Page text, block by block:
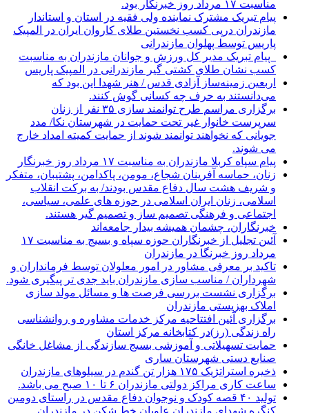
مناسبت ۱۷ مرداد روز خبرنگار بود.
پیام تبریک مشترک نماینده ولی فقیه در استان و استاندار
مازندران درپی کسب نخستین طلای کاروان ایران در المپیک
پاریس توسط پهلوان مازندرانی
‍ ‍ پیام تبریک مدیر کل ورزش و جوانان مازندران به مناسبت
کسب نشان طلای کشتی گیر مازندرانی در المپیک پاریس
اربعین زمینه‌ساز آزادی قدس / هنر شهدا این بود که
می‌دانستند به حرف چه کسانی گوش کنند.
برگزاری مراسم طرح توانمند سازی ۳۵ نفر از زنان
سرپرست خانوار غیر تحت حمایت در شهرستان نکا/ مدد
جویانی که نخواهند توانمند شوند از حمایت کمیته امداد خارج
می شوند.
پیام سپاه کربلا مازندران به مناسبت ۱۷ مرداد روز خبرنگار
زنان، حماسه آفرینان شجاع، مومن، پاکدامن، پشتیبان، متفکر
و شریف هشت سال دفاع مقدس بودند/ به برکت انقلاب
اسلامی، زنان ایران اسلامی در حوزه های علمی، سیاسی،
اجتماعی و فرهنگی تصمیم ساز و تصمیم گیر هستند.
خبرنگاران، چشمان همیشه بیدار جامعه‌اند
آئین تجلیل از خبرنگاران حوزه سپاه و بسیج به مناسبت ۱۷
مرداد روز خبرنگا در مازندران
تاکید بر معرفی مشاور در امور معلولان توسط فرمانداران و
شهرداران / مناسب سازی مازندران باید جدی تر پیگیری شود.
برگزاری نشست بررسی فرصت ها و مسائل مولد سازی
املاک بهزیستی مازندران
برگزاری آئین افتتاحیه مرکز خدمات مشاوره و روانشناسی
راه زندگی (رز)در کتابخانه مرکز استان
حمایت تسهیلاتی و آموزشی بسیج سازندگی از مشاغل خانگی
صنایع دستی شهرستان ساری
ذخیره استراتژیک ۱۷۵ هزار تن گندم در سیلوهای مازندران
ساعت کاری مراکز دولتی مازندران ۶ تا ۱۰ صبح می باشد.
تولید ۴۰ قصه کودک و نوجوان دفاع مقدس در راستای دومین
کنگره شهدای مازندران علویان خط شکن در مازندران